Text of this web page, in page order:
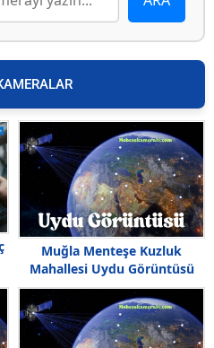
Muğla Menteşe Kuzluk
Mahallesi Uydu Görüntüsü